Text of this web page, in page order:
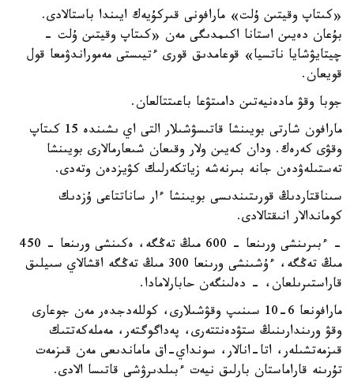
«كىتاپ وقيتىن ۇلت» مارافونى قىركۇيەك ايىندا باستالادى.
بۇعان دەيىن استانا اكىمدىگى مەن «كىتاپ وقيتىن ۇلت -
چيتايۋشايا ناتسيا» قوعامدىق قورى ءتيىستى مەموراندۋمعا قول
قويعان.
جوبا وقۋ مادەنيەتىن دامىتۋعا باعىتتالعان.
مارافون شارتى بويىنشا قاتىسۋشىلار التى اي ىشىندە 15 كىتاپ
وقۋى كەرەك. ودان كەيىن ولار وقىعان شىعارمالارى بويىنشا
تەستىلەۋدەن جانە بىرنەشە زياتكەرلىك كۋيزدەن وتەدى.
سىناقتاردىڭ قورىتىندىسى بويىنشا ءار ساناتتاعى ۇزدىك
كوماندالار انىقتالادى.
- ءبىرىنشى ورىنعا - 600 مىڭ تەڭگە، ەكىنشى ورىنعا - 450
مىڭ تەڭگە، ءۇشىنشى ورىنعا 300 مىڭ تەڭگە اقشالاي سىيلىق
قاراستىرىلعان، - دەلىنگەن حابارلامادا.
مارافونعا 6-10 سىنىپ وقۋشىلارى، كوللەدجدەر مەن جوعارى
وقۋ ورىندارىنىڭ ستۋدەنتتەرى، پەداگوگتەر، مەملەكەتتىك
قىزمەتشىلەر، اتا-انالار، سونداي-اق ماماندىعى مەن قىزمەت
تۇرىنە قاراماستان بارلىق نيەت ءبىلدىرۋشى قاتىسا الادى.